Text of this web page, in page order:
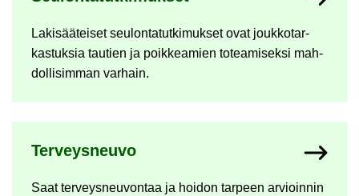
La­ki­sää­tei­set seu­lon­ta­tut­ki­muk­set ovat jouk­ko­tar­
kas­tuk­sia tau­tien ja poik­kea­mien to­tea­mi­sek­si mah­
dol­li­sim­man var­hain.
Ter­veys­neu­vo
Saat ter­veys­neu­von­taa ja hoi­don tar­peen ar­vioin­nin